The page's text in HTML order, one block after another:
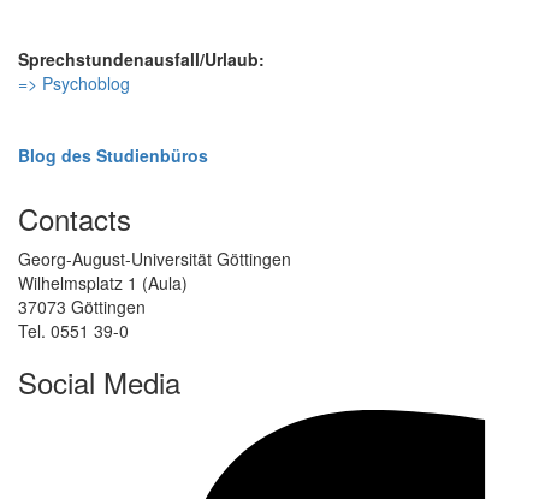
Sprechstundenausfall/Urlaub:
=> Psychoblog
Blog des Studienbüros
Contacts
Georg-August-Universität Göttingen
Wilhelmsplatz 1 (Aula)
37073 Göttingen
Tel. 0551 39-0
Social Media